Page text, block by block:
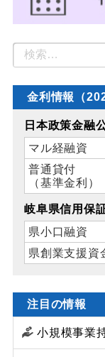
金利情報（
日本政策金融
マル経融資
普通貸付
（基準金利）
岐阜県信用保
県小口融資
県創業支援資
注目の情報
小規模事業